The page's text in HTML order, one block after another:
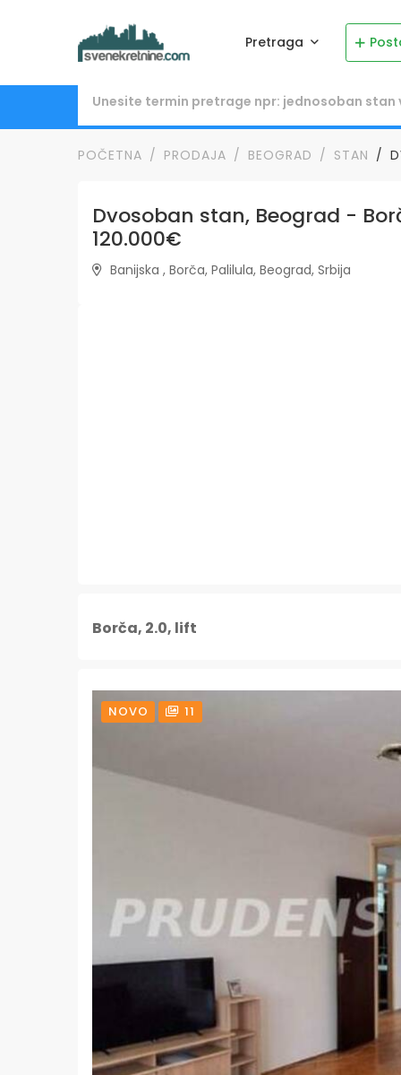
Pretraga
POČETNA PRODAJA BEOGRAD STAN
Dvosoban stan, Beograd -
120.000€
Banijska , Borča, Palilula, Beograd, Srbija
Borča, 2.0, lift
NOVO 11